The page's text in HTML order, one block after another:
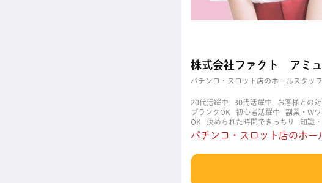
株式会社ファクト アミ
パチンコ・スロット店のホールスタッ
20代活躍中 30代活躍中 お客様との
ブランクOK
初心者活躍中 副業・W
OK
決められた時間できっちり 知識
職場
週4日以上OK 長く働ける 長期
パチンコ・スロット店のホ